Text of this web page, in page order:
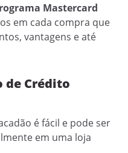
Mastercard
em cada compra que
vantagens e até
de Crédito
é fácil e pode ser
em uma loja